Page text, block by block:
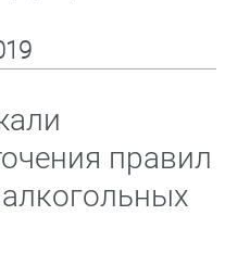
правил